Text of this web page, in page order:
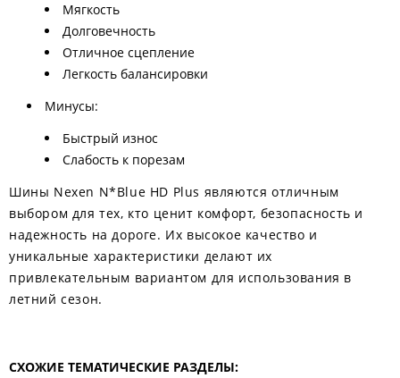
Мягкость
Долговечность
Отличное сцепление
Легкость балансировки
Минусы:
Быстрый износ
Слабость к порезам
Шины Nexen N*Blue HD Plus являются отличным
выбором для тех, кто ценит комфорт, безопасность и
надежность на дороге. Их высокое качество и
уникальные характеристики делают их
привлекательным вариантом для использования в
летний сезон.
СХОЖИЕ ТЕМАТИЧЕСКИЕ РАЗДЕЛЫ: